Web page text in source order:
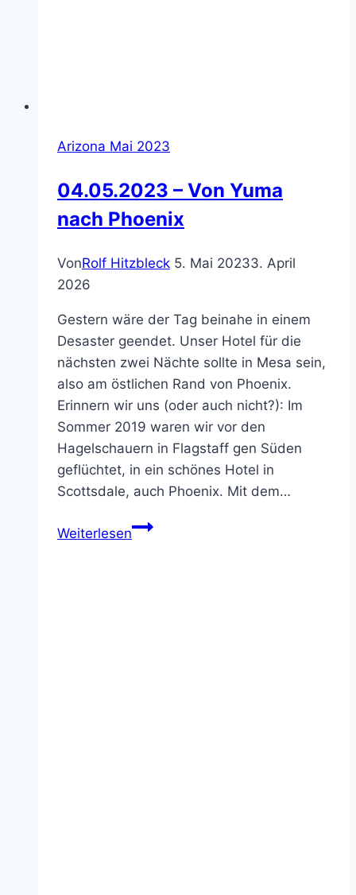
Arizona Mai 2023
04.05.2023 – Von Yuma
nach Phoenix
VonRolf Hitzbleck 5. Mai 20233. April
2026
Gestern wäre der Tag beinahe in einem
Desaster geendet. Unser Hotel für die
nächsten zwei Nächte sollte in Mesa sein,
also am östlichen Rand von Phoenix.
Erinnern wir uns (oder auch nicht?): Im
Sommer 2019 waren wir vor den
Hagelschauern in Flagstaff gen Süden
geflüchtet, in ein schönes Hotel in
Scottsdale, auch Phoenix. Mit dem…
Weiterlesen04.05.2023